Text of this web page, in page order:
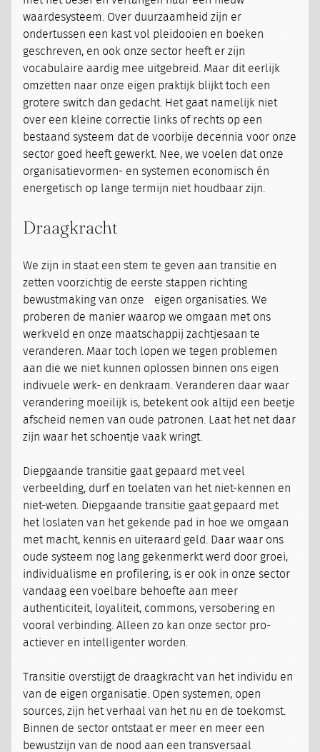
waardesysteem. Over duurzaamheid zijn er
ondertussen een kast vol pleidooien en boeken
geschreven, en ook onze sector heeft er zijn
vocabulaire aardig mee uitgebreid. Maar dit eerlijk
omzetten naar onze eigen praktijk blijkt toch een
grotere switch dan gedacht. Het gaat namelijk niet
over een kleine correctie links of rechts op een
bestaand systeem dat de voorbije decennia voor onze
sector goed heeft gewerkt. Nee, we voelen dat onze
organisatievormen- en systemen economisch én
energetisch op lange termijn niet houdbaar zijn.
Draagkracht
We zijn in staat een stem te geven aan transitie en
zetten voorzichtig de eerste stappen richting
bewustmaking van onze eigen organisaties. We
proberen de manier waarop we omgaan met ons
werkveld en onze maatschappij zachtjesaan te
veranderen. Maar toch lopen we tegen problemen
aan die we niet kunnen oplossen binnen ons eigen
indivuele werk- en denkraam. Veranderen daar waar
verandering moeilijk is, betekent ook altijd een beetje
afscheid nemen van oude patronen. Laat het net daar
zijn waar het schoentje vaak wringt.
Diepgaande transitie gaat gepaard met veel
verbeelding, durf en toelaten van het niet-kennen en
niet-weten. Diepgaande transitie gaat gepaard met
het loslaten van het gekende pad in hoe we omgaan
met macht, kennis en uiteraard geld. Daar waar ons
oude systeem nog lang gekenmerkt werd door groei,
individualisme en profilering, is er ook in onze sector
vandaag een voelbare behoefte aan meer
authenticiteit, loyaliteit, commons, versobering en
vooral verbinding. Alleen zo kan onze sector pro-
actiever en intelligenter worden.
Transitie overstijgt de draagkracht van het individu en
van de eigen organisatie. Open systemen, open
sources, zijn het verhaal van het nu en de toekomst.
Binnen de sector ontstaat er meer en meer een
bewustzijn van de nood aan een transversaal